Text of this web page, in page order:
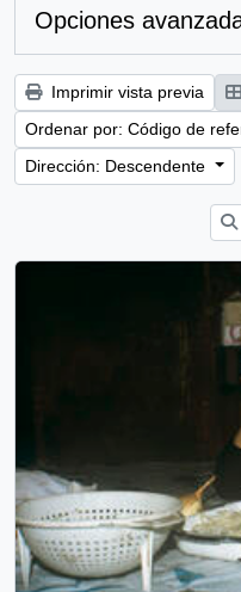
Opciones
Imprimir vista previa
Ordenar por: Código de
Dirección: Descendente